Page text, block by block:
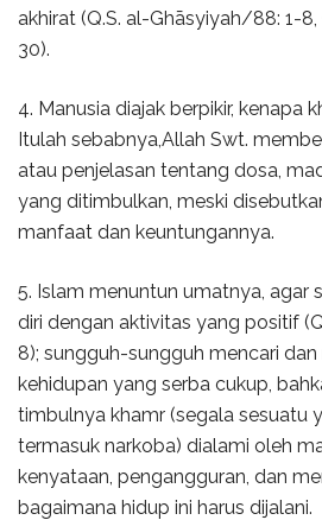
akhirat (Q.S. al-Ghāsyiyah/88: 1-8,
30).
4. Manusia diajak berpikir, kenapa
Itulah sebabnya,Allah Swt.
atau penjelasan tentang dosa,
yang ditimbulkan, meski
manfaat dan keuntungannya.
5. Islam menuntun umatnya, agar
diri dengan aktivitas yang positif
8); sungguh-sungguh mencari
kehidupan yang serba cukup,
timbulnya khamr (segala sesuatu
termasuk narkoba) dialami oleh
kenyataan, pengangguran, dan
bagaimana hidup ini harus dijalani.